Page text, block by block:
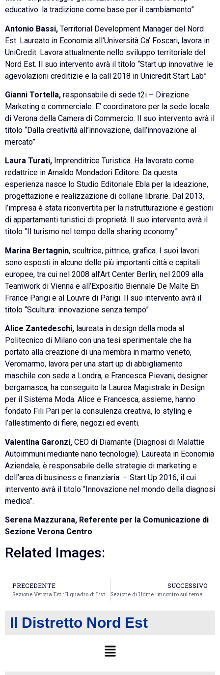
educativo: la tradizione come base per il cambiamento”
Antonio Bassi, Territorial Development Manager del Nord
Est. Laureato in Economia all’Università Ca’ Foscari, lavora in
UniCredit. Lavora attualmente nello sviluppo territoriale del
Nord Est. Il suo intervento avrà il titolo “Start up innovative: le
agevolazioni creditizie e la call 2018 in Unicredit Start Lab”
Gianni Tortella, responsabile di sede t2i – Direzione
Marketing e commerciale. E’ coordinatore per la sede locale
di Verona della Camera di Commercio. Il suo intervento avrà il
titolo “Dalla creatività all’innovazione, dall’innovazione al
mercato”
Laura Turati, Imprenditrice Turistica. Ha lavorato come
redattrice in Arnaldo Mondadori Editore. Da questa
esperienza nasce lo Studio Editoriale Ebla per la ideazione,
progettazione e realizzazione di collane librarie. Dal 2013,
l’impresa è stata riconvertita per la ristrutturazione e gestioni
di appartamenti turistici di proprietà. Il suo intervento avrà il
titolo “Il turismo nel tempo della sharing economy”
Marina Bertagnin, scultrice, pittrice, grafica. I suoi lavori
sono esposti in alcune delle più importanti città e capitali
europee, tra cui nel 2008 all’Art Center Berlin, nel 2009 alla
Teamwork di Vienna e all’Expositio Biennale De Malte En
France Parigi e al Louvre di Parigi. Il suo intervento avrà il
titolo “Scultura: innovazione senza tempo”
Alice Zantedeschi, laureata in design della moda al
Politecnico di Milano con una tesi sperimentale che ha
portato alla creazione di una membra in marmo veneto,
Veromarmo, lavora per una start up di abbigliamento
maschile con sede a Londra, e Francesca Pievani, designer
bergamasca, ha conseguito la Laurea Magistrale in Design
per il Sistema Moda. Alice e Francesca, assieme, hanno
fondato Fili Pari per la consulenza creativa, lo styling e
l’allestimento di fiere, negozi ed eventi.
Valentina Garonzi, CEO di Diamante (Diagnosi di Malattie
Autoimmuni mediante nano tecnologie). Laureata in Economia
Aziendale, è responsabile delle strategie di marketing e
dell’area di business e finanziaria. – Start Up 2016, il cui
intervento avrà il titolo “Innovazione nel mondo della diagnosi
medica”.
Serena Mazzurana, Referente per la Comunicazione di
Sezione Verona Centro
Related Images:
PRECEDENTE
Sezione Verona Est : Il quadro di Livia è nella sede FIDAPA di Roma
SUCCESSIVO
Sezione di Udine : incontro sul tema”La tutela del mare: una sfida per garantire il futuro del Pianeta”
Il Distretto Nord Est